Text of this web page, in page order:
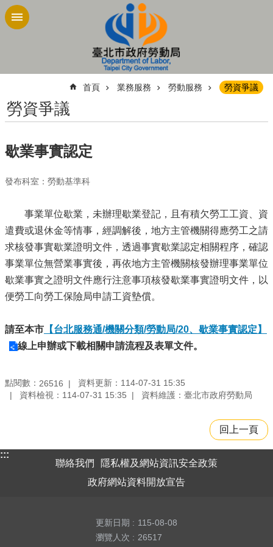
跳到主要內容區塊
首頁 業務服務 勞動服務 勞資爭議
勞資爭議
歇業事實認定
發布科室：勞動基準科
事業單位歇業，未辦理歇業登記，且有積欠勞工工資、資
遣費或退休金等情事，經調解後，地方主管機關得應勞工之請
求核發事實歇業證明文件，透過事實歇業認定相關程序，確認
事業單位無營業事實後，再依地方主管機關核發辦理事業單位
歇業事實之證明文件應行注意事項核發歇業事實證明文件，以
便勞工向勞工保險局申請工資墊償。
請至本市 【台北服務通/機關分類/勞動局/20、歇業事實認定】
線上申辦或下載相關申請流程及表單文件。
點閱數： 26516
資料更新：114-07-31 15:35
資料檢視：114-07-31 15:35
資料維護：臺北市政府勞動局
回上一頁
:::
聯絡我們
隱私權及網站資訊安全政策
政府網站資料開放宣告
更新日期
115-08-08
瀏覽人次
26517